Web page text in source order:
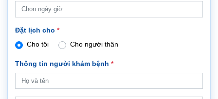
Đặt lịch cho *
Cho tôi
Cho người thân
Thông tin người khám bệnh *